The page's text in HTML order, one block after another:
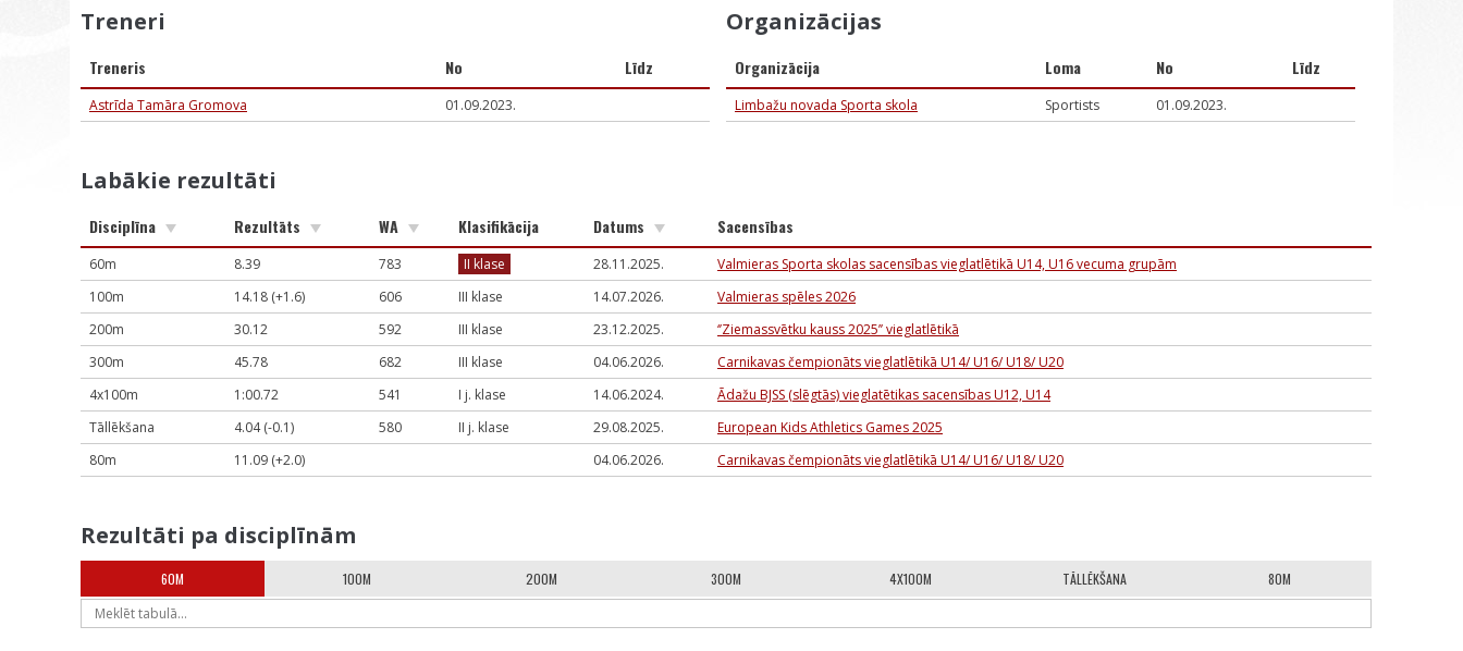
Treneri
Treneris No Līdz
Astrīda Tamāra Gromova 01.09.2023.
Organizācijas
Organizācija Loma No Līdz
Limbažu novada Sporta skola Sportists 01.09.2023.
Labākie rezultāti
Disciplīna Rezultāts WA Klasifikācija Datums Sacensības
60m 8.39 783 II klase 28.11.2025.
Valmieras Sporta skolas sacensības vieglatlētikā U14, U16 vecuma grupām
100m
14.18 (+1.6) 606 III klase 14.07.2026.
Valmieras spēles 2026
200m
30.12 592 III klase 23.12.2025.
‘’Ziemassvētku kauss 2025’’ vieglatlētikā
300m
45.78 682 III klase 04.06.2026.
Carnikavas čempionāts vieglatlētikā U14/ U16/ U18/ U20
4x100m
1:00.72 541 I j. klase 14.06.2024.
Ādažu BJSS (slēgtās) vieglatētikas sacensības U12, U14
Tāllēkšana
4.04 (-0.1) 580 II j. klase 29.08.2025.
European Kids Athletics Games 2025
80m
11.09 (+2.0) 04.06.2026. Carnikavas čempionāts vieglatlētikā U14/ U16/ U18/ U20
Rezultāti pa disciplīnām
60M 100M 200M 300M 4X100M TĀLLĒKŠANA 80M